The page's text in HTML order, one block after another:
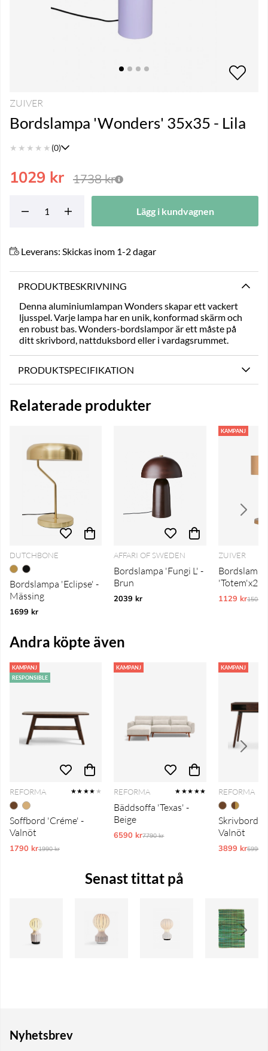
ZUIVER
Bordslampa 'Wonders' 35x35 - Lila
★ ★ ★ ★ ★ (0)
1738kr
1029 kr
Lägg i kundvagnen
Leverans: Skickas inom 1-2 dagar
PRODUKTBESKRIVNING
Denna aluminiumlampan Wonders skapar ett vackert
ljusspel. Varje lampa har en unik, konformad skärm och
en robust bas. Wonders-bordslampor är ett måste på
ditt skrivbord, nattduksbord eller i vardagsrummet.
PRODUKTSPECIFIKATION
Relaterade produkter
DUTCHBONE
Bordslampa 'Eclipse' -
Mässing
1699 kr
AFFARI OF SWEDEN
Bordslampa 'Fungi L' -
Brun
2039 kr
KAMPANJ
ZUIVER
Bordslampa
'Totem'x26
1129 kr1505 kr
Andra köpte även
KAMPANJ
RESPONSIBLE
REFORMA ★★★★ ★
Soffbord 'Créme' -
Valnöt
1790 krOrdinarie pris:
1990 kr
KAMPANJ
REFORMA ★★★★★
Bäddsoffa 'Texas' -
Beige
6590 krOrdinarie pris:
7790 kr
KAMPANJ
REFORMA
Skrivbord
Valnöt
3899 kr5990 kr
Senast tittat på
Nyhetsbrev